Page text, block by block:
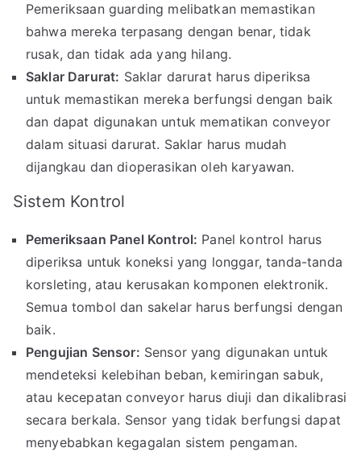
Pemeriksaan guarding melibatkan memastikan
bahwa mereka terpasang dengan benar, tidak
rusak, dan tidak ada yang hilang.
Saklar Darurat: Saklar darurat harus diperiksa
untuk memastikan mereka berfungsi dengan baik
dan dapat digunakan untuk mematikan conveyor
dalam situasi darurat. Saklar harus mudah
dijangkau dan dioperasikan oleh karyawan.
Sistem Kontrol
Pemeriksaan Panel Kontrol: Panel kontrol harus
diperiksa untuk koneksi yang longgar, tanda-tanda
korsleting, atau kerusakan komponen elektronik.
Semua tombol dan sakelar harus berfungsi dengan
baik.
Pengujian Sensor: Sensor yang digunakan untuk
mendeteksi kelebihan beban, kemiringan sabuk,
atau kecepatan conveyor harus diuji dan dikalibrasi
secara berkala. Sensor yang tidak berfungsi dapat
menyebabkan kegagalan sistem pengaman.